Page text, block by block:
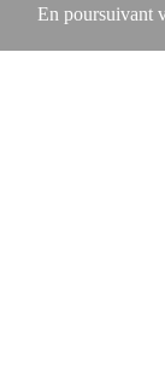
En poursuivant